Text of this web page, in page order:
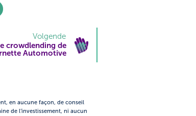
Volgende
crowdlending de
Automotive
en aucune façon, de conseil
de l’investissement, ni aucun